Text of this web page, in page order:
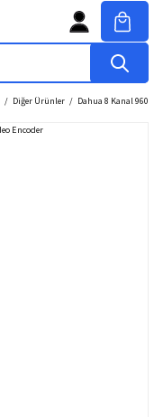
Diğer Ürünler Dahua 8 Kanal